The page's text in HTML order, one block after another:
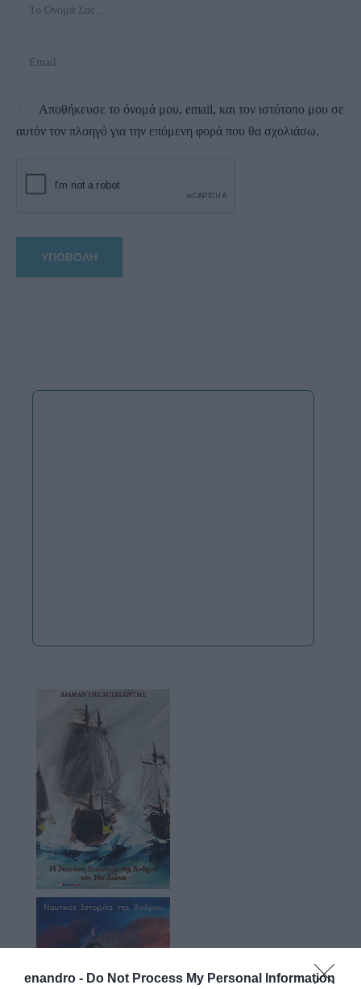
enandro - Do Not Process My Personal Information
Αποθήκευσε το όνομά μου, email, και τον ιστότοπο μου σε
αυτόν τον πλοηγό για την επόμενη φορά που θα σχολιάσω.